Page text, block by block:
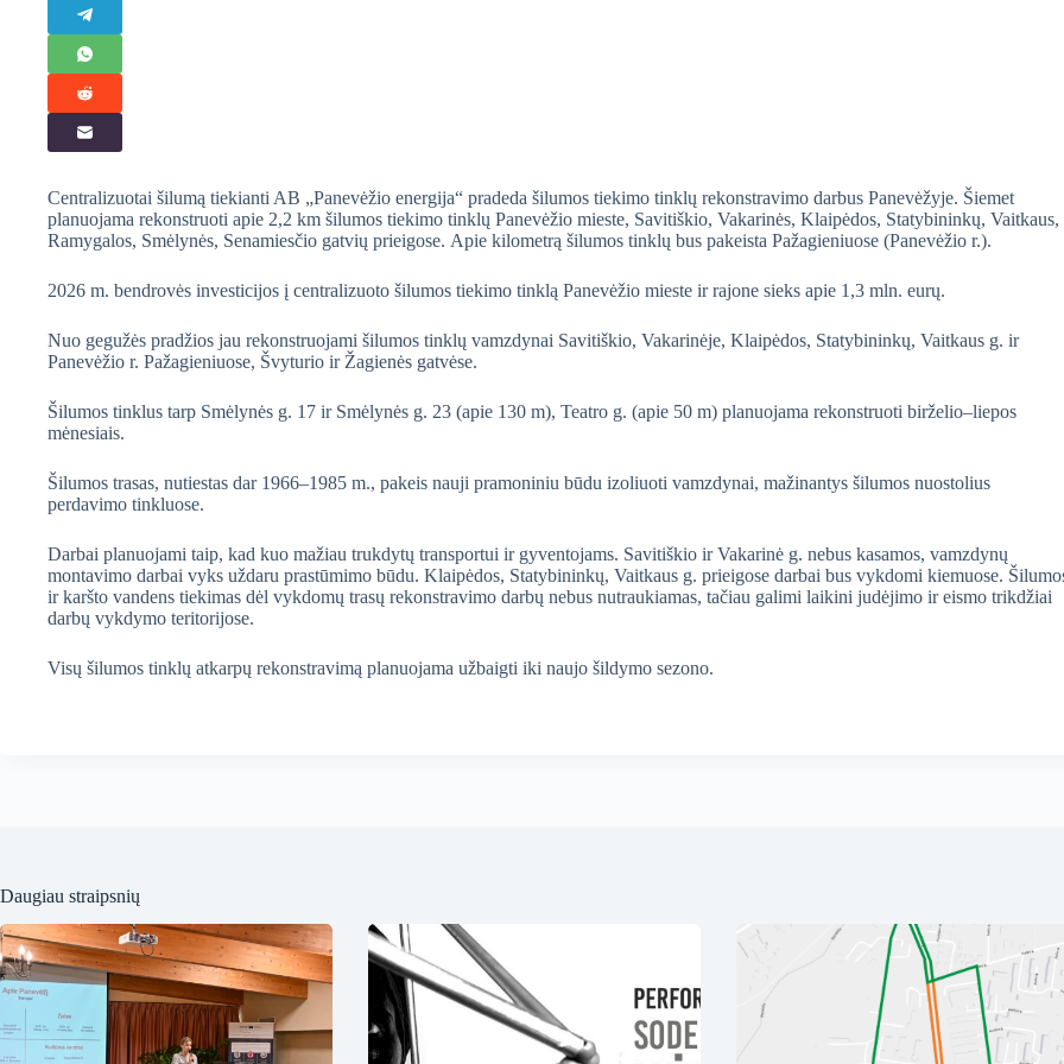
Centralizuotai šilumą tiekianti AB „Panevėžio energija“ pradeda šilumos tiekimo tinklų rekonstravimo darbus Panevėžyje. Šiemet
planuojama rekonstruoti apie 2,2 km šilumos tiekimo tinklų Panevėžio mieste, Savitiškio, Vakarinės, Klaipėdos, Statybininkų, Vaitkaus,
Ramygalos, Smėlynės, Senamiesčio gatvių prieigose. Apie kilometrą šilumos tinklų bus pakeista Pažagieniuose (Panevėžio r.).
2026 m. bendrovės investicijos į centralizuoto šilumos tiekimo tinklą Panevėžio mieste ir rajone sieks apie 1,3 mln. eurų.
Nuo gegužės pradžios jau rekonstruojami šilumos tinklų vamzdynai Savitiškio, Vakarinėje, Klaipėdos, Statybininkų, Vaitkaus g. ir
Panevėžio r. Pažagieniuose, Švyturio ir Žagienės gatvėse.
Šilumos tinklus tarp Smėlynės g. 17 ir Smėlynės g. 23 (apie 130 m), Teatro g. (apie 50 m) planuojama rekonstruoti birželio–liepos
mėnesiais.
Šilumos trasas, nutiestas dar 1966–1985 m., pakeis nauji pramoniniu būdu izoliuoti vamzdynai, mažinantys šilumos nuostolius
perdavimo tinkluose.
Darbai planuojami taip, kad kuo mažiau trukdytų transportui ir gyventojams. Savitiškio ir Vakarinė g. nebus kasamos, vamzdynų
montavimo darbai vyks uždaru prastūmimo būdu. Klaipėdos, Statybininkų, Vaitkaus g. prieigose darbai bus vykdomi kiemuose.
ir karšto vandens tiekimas dėl vykdomų trasų rekonstravimo darbų nebus nutraukiamas, tačiau galimi laikini judėjimo ir eismo trikdžiai
darbų vykdymo teritorijose.
Visų šilumos tinklų atkarpų rekonstravimą planuojama užbaigti iki naujo šildymo sezono.
Daugiau straipsnių